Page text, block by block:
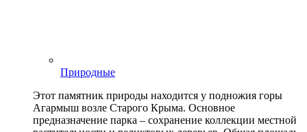
Природные
Этот памятник природы находится у подножия горы
Агармыш возле Старого Крыма. Основное
предназначение парка – сохранение коллекции местной